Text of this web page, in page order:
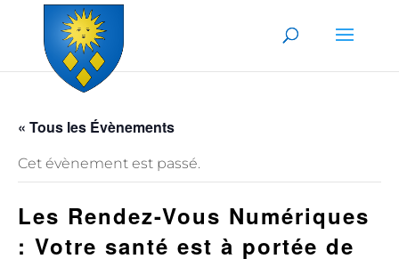
Skip to content
« Tous les Évènements
Cet évènement est passé.
Les Rendez-Vous Numériques
: Votre santé est à portée de